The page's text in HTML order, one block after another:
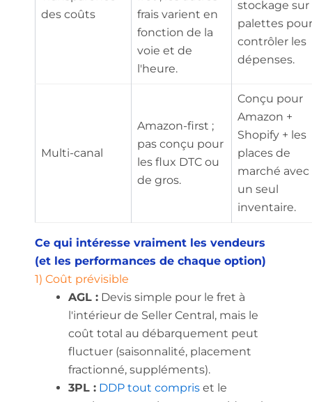
des coûts
frais varient en
fonction de la
voie et de
l'heure.
stockage sur
palettes pour
contrôler les
dépenses.
Multi-canal
Amazon-first ;
pas conçu pour
les flux DTC ou
de gros.
Conçu pour
Amazon +
Shopify + les
places de
marché avec
un seul
inventaire.
Ce qui intéresse vraiment les vendeurs
(et les performances de chaque option)
1) Coût prévisible
AGL :Devis simple pour le fret à
l'intérieur de Seller Central, mais le
coût total au débarquement peut
fluctuer (saisonnalité, placement
fractionné, suppléments).
3PL : DDP tout compriset le